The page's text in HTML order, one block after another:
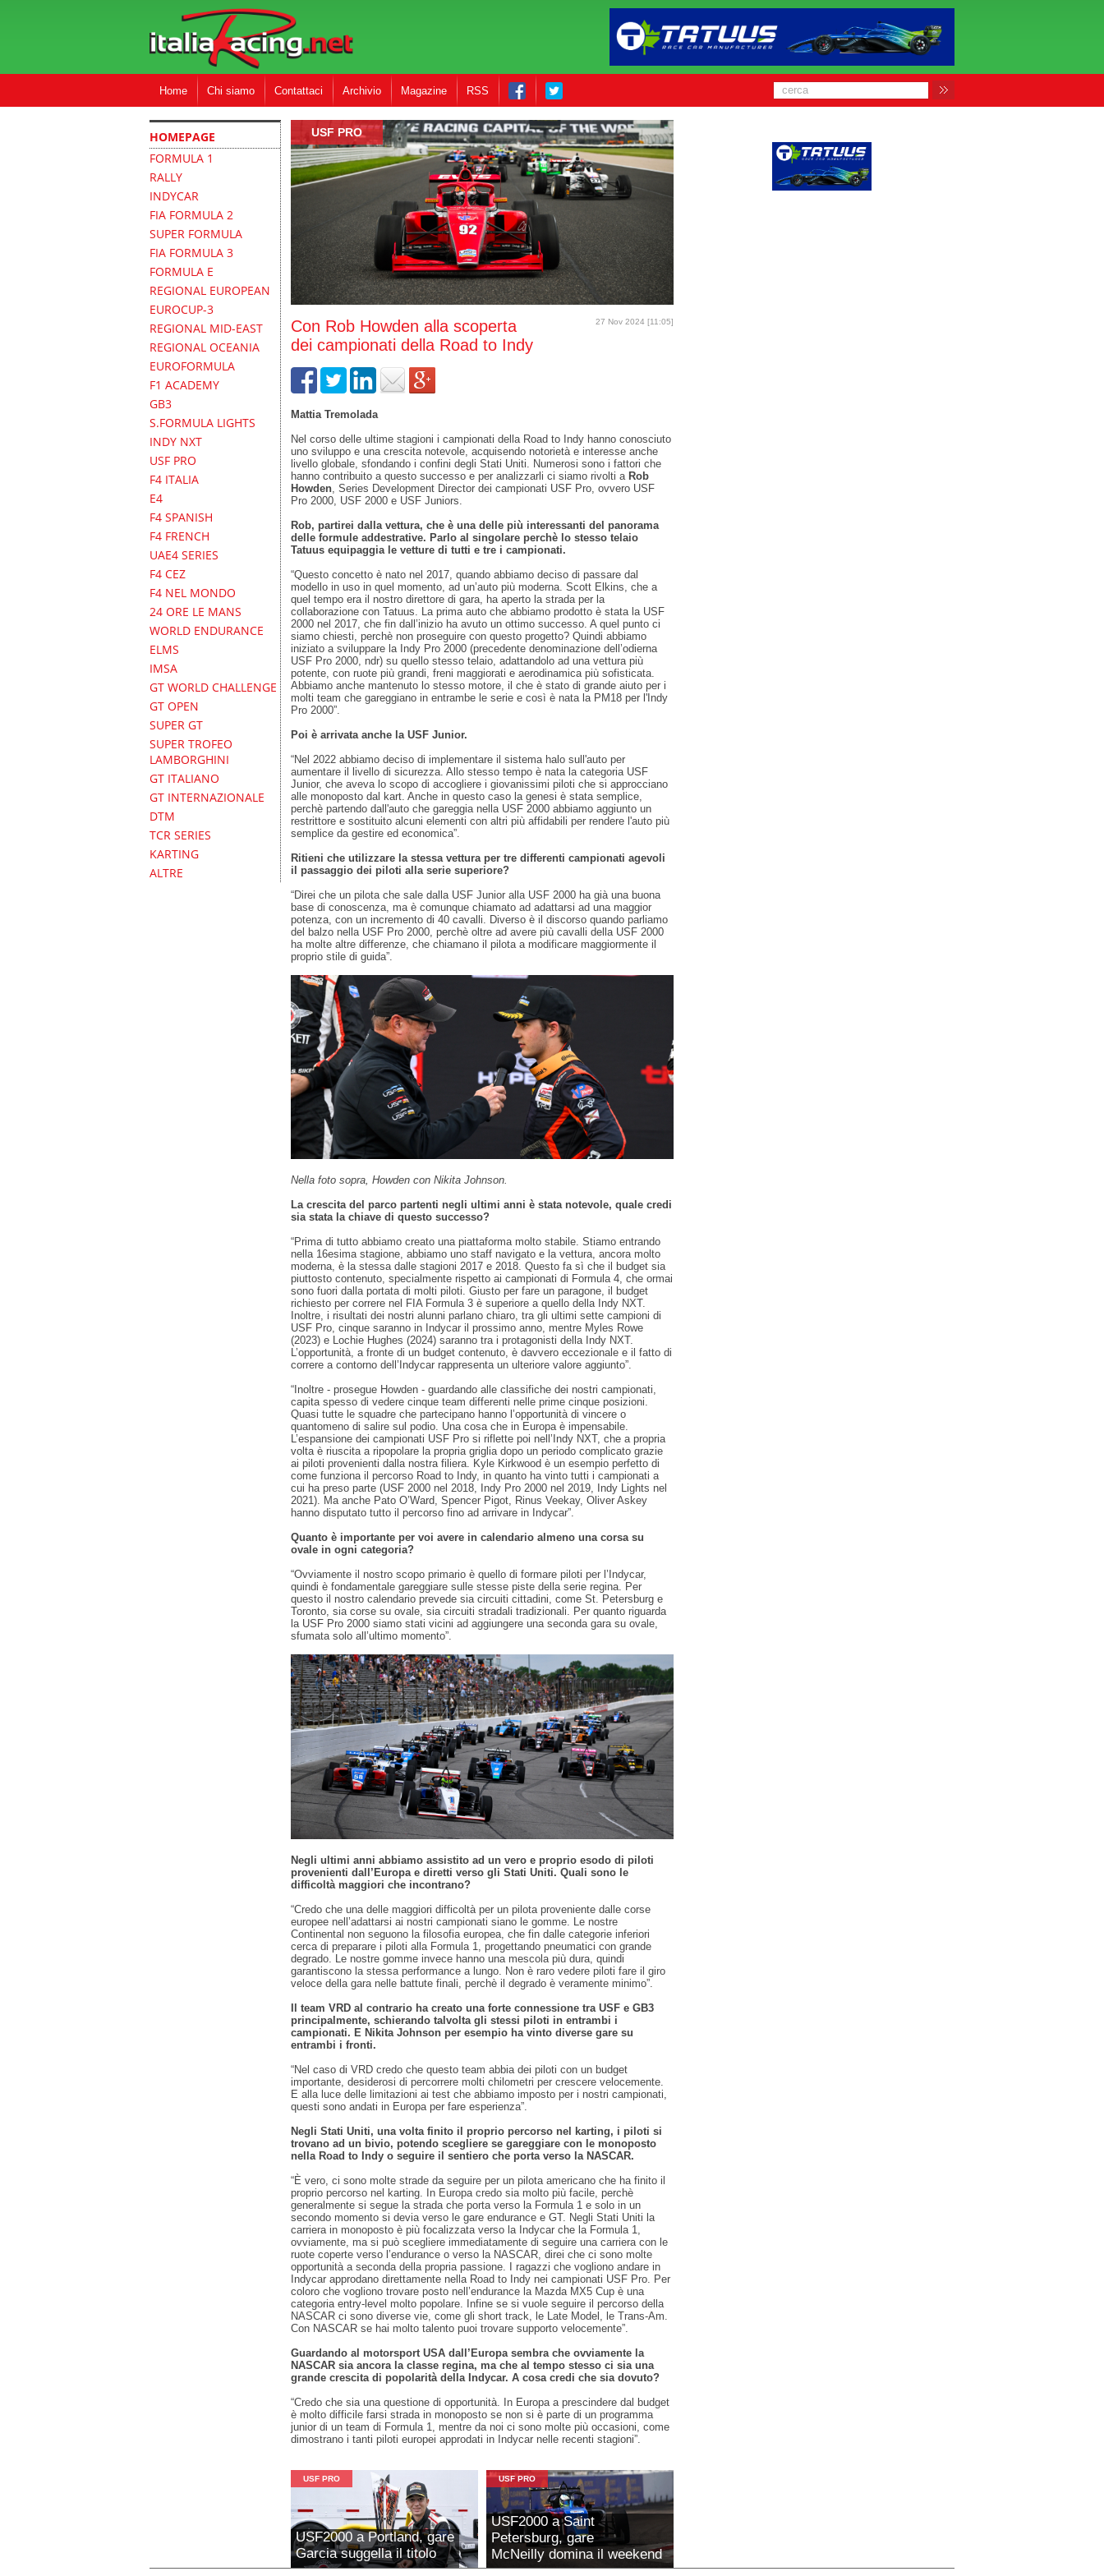
Home Chi siamo Contattaci Archivio Magazine RSS
HOMEPAGE
FORMULA 1
RALLY
INDYCAR
FIA FORMULA 2
SUPER FORMULA
FIA FORMULA 3
FORMULA E
REGIONAL EUROPEAN
EUROCUP-3
REGIONAL MID-EAST
REGIONAL OCEANIA
EUROFORMULA
F1 ACADEMY
GB3
S.FORMULA LIGHTS
INDY NXT
USF PRO
F4 ITALIA
E4
F4 SPANISH
F4 FRENCH
UAE4 SERIES
F4 CEZ
F4 NEL MONDO
24 ORE LE MANS
WORLD ENDURANCE
ELMS
IMSA
GT WORLD CHALLENGE
GT OPEN
SUPER GT
SUPER TROFEO
LAMBORGHINI
GT ITALIANO
GT INTERNAZIONALE
DTM
TCR SERIES
KARTING
ALTRE
USF PRO
27 Nov 2024 [11:05]
Con Rob Howden alla scoperta
dei campionati della Road to Indy
Mattia Tremolada
Nel corso delle ultime stagioni i campionati della Road to Indy hanno conosciuto
uno sviluppo e una crescita notevole, acquisendo notorietà e interesse anche
livello globale, sfondando i confini degli Stati Uniti. Numerosi sono i fattori che
hanno contribuito a questo successo e per analizzarli ci siamo rivolti a Rob
Howden , Series Development Director dei campionati USF Pro, ovvero USF
Pro 2000, USF 2000 e USF Juniors.
Rob, partirei dalla vettura, che è una delle più interessanti del panorama
delle formule addestrative. Parlo al singolare perchè lo stesso telaio
Tatuus equipaggia le vetture di tutti e tre i campionati.
“Questo concetto è nato nel 2017, quando abbiamo deciso di passare dal
modello in uso in quel momento, ad un’auto più moderna. Scott Elkins, che a
quel tempo era il nostro direttore di gara, ha aperto la strada per la
collaborazione con Tatuus. La prima auto che abbiamo prodotto è stata la USF
2000 nel 2017, che fin dall’inizio ha avuto un ottimo successo. A quel punto ci
siamo chiesti, perchè non proseguire con questo progetto? Quindi abbiamo
iniziato a sviluppare la Indy Pro 2000 (precedente denominazione dell’odierna
USF Pro 2000, ndr) su quello stesso telaio, adattandolo ad una vettura più
potente, con ruote più grandi, freni maggiorati e aerodinamica più sofisticata.
Abbiamo anche mantenuto lo stesso motore, il che è stato di grande aiuto per i
molti team che gareggiano in entrambe le serie e così è nata la PM18 per l'Indy
Pro 2000”.
Poi è arrivata anche la USF Junior.
“Nel 2022 abbiamo deciso di implementare il sistema halo sull'auto per
aumentare il livello di sicurezza. Allo stesso tempo è nata la categoria USF
Junior, che aveva lo scopo di accogliere i giovanissimi piloti che si approcciano
alle monoposto dal kart. Anche in questo caso la genesi è stata semplice,
perchè partendo dall'auto che gareggia nella USF 2000 abbiamo aggiunto un
restrittore e sostituito alcuni elementi con altri più affidabili per rendere l'auto più
semplice da gestire ed economica”.
Ritieni che utilizzare la stessa vettura per tre differenti campionati agevoli
il passaggio dei piloti alla serie superiore?
“Direi che un pilota che sale dalla USF Junior alla USF 2000 ha già una buona
base di conoscenza, ma è comunque chiamato ad adattarsi ad una maggior
potenza, con un incremento di 40 cavalli. Diverso è il discorso quando parliamo
del balzo nella USF Pro 2000, perchè oltre ad avere più cavalli della USF 2000
ha molte altre differenze, che chiamano il pilota a modificare maggiormente il
proprio stile di guida”.
Nella foto sopra, Howden con Nikita Johnson.
La crescita del parco partenti negli ultimi anni è stata notevole, quale credi
sia stata la chiave di questo successo?
“Prima di tutto abbiamo creato una piattaforma molto stabile. Stiamo entrando
nella 16esima stagione, abbiamo uno staff navigato e la vettura, ancora molto
moderna, è la stessa dalle stagioni 2017 e 2018. Questo fa sì che il budget sia
piuttosto contenuto, specialmente rispetto ai campionati di Formula 4, che ormai
sono fuori dalla portata di molti piloti. Giusto per fare un paragone, il budget
richiesto per correre nel FIA Formula 3 è superiore a quello della Indy NXT.
Inoltre, i risultati dei nostri alunni parlano chiaro, tra gli ultimi sette campioni di
USF Pro, cinque saranno in Indycar il prossimo anno, mentre Myles Rowe
(2023) e Lochie Hughes (2024) saranno tra i protagonisti della Indy NXT.
L’opportunità, a fronte di un budget contenuto, è davvero eccezionale e il fatto di
correre a contorno dell’Indycar rappresenta un ulteriore valore aggiunto”.
“Inoltre - prosegue Howden - guardando alle classifiche dei nostri campionati,
capita spesso di vedere cinque team differenti nelle prime cinque posizioni.
Quasi tutte le squadre che partecipano hanno l’opportunità di vincere o
quantomeno di salire sul podio. Una cosa che in Europa è impensabile.
L’espansione dei campionati USF Pro si riflette poi nell’Indy NXT, che a propria
volta è riuscita a ripopolare la propria griglia dopo un periodo complicato grazie
ai piloti provenienti dalla nostra filiera. Kyle Kirkwood è un esempio perfetto di
come funziona il percorso Road to Indy, in quanto ha vinto tutti i campionati a
cui ha preso parte (USF 2000 nel 2018, Indy Pro 2000 nel 2019, Indy Lights nel
2021). Ma anche Pato O’Ward, Spencer Pigot, Rinus Veekay, Oliver Askey
hanno disputato tutto il percorso fino ad arrivare in Indycar”.
Quanto è importante per voi avere in calendario almeno una corsa su
ovale in ogni categoria?
“Ovviamente il nostro scopo primario è quello di formare piloti per l’Indycar,
quindi è fondamentale gareggiare sulle stesse piste della serie regina. Per
questo il nostro calendario prevede sia circuiti cittadini, come St. Petersburg e
Toronto, sia corse su ovale, sia circuiti stradali tradizionali. Per quanto riguarda
la USF Pro 2000 siamo stati vicini ad aggiungere una seconda gara su ovale,
sfumata solo all’ultimo momento”.
Negli ultimi anni abbiamo assistito ad un vero e proprio esodo di piloti
provenienti dall’Europa e diretti verso gli Stati Uniti. Quali sono le
difficoltà maggiori che incontrano?
“Credo che una delle maggiori difficoltà per un pilota proveniente dalle corse
europee nell’adattarsi ai nostri campionati siano le gomme. Le nostre
Continental non seguono la filosofia europea, che fin dalle categorie inferiori
cerca di preparare i piloti alla Formula 1, progettando pneumatici con grande
degrado. Le nostre gomme invece hanno una mescola più dura, quindi
garantiscono la stessa performance a lungo. Non è raro vedere piloti fare il giro
veloce della gara nelle battute finali, perchè il degrado è veramente minimo”.
Il team VRD al contrario ha creato una forte connessione tra USF e GB3
principalmente, schierando talvolta gli stessi piloti in entrambi i
campionati. E Nikita Johnson per esempio ha vinto diverse gare su
entrambi i fronti.
“Nel caso di VRD credo che questo team abbia dei piloti con un budget
importante, desiderosi di percorrere molti chilometri per crescere velocemente.
E alla luce delle limitazioni ai test che abbiamo imposto per i nostri campionati,
questi sono andati in Europa per fare esperienza”.
Negli Stati Uniti, una volta finito il proprio percorso nel karting, i piloti si
trovano ad un bivio, potendo scegliere se gareggiare con le monoposto
nella Road to Indy o seguire il sentiero che porta verso la NASCAR.
“È vero, ci sono molte strade da seguire per un pilota americano che ha finito il
proprio percorso nel karting. In Europa credo sia molto più facile, perchè
generalmente si segue la strada che porta verso la Formula 1 e solo in un
secondo momento si devia verso le gare endurance e GT. Negli Stati Uniti la
carriera in monoposto è più focalizzata verso la Indycar che la Formula 1,
ovviamente, ma si può scegliere immediatamente di seguire una carriera con le
ruote coperte verso l’endurance o verso la NASCAR, direi che ci sono molte
opportunità a seconda della propria passione. I ragazzi che vogliono andare in
Indycar approdano direttamente nella Road to Indy nei campionati USF Pro. Per
coloro che vogliono trovare posto nell’endurance la Mazda MX5 Cup è una
categoria entry-level molto popolare. Infine se si vuole seguire il percorso della
NASCAR ci sono diverse vie, come gli short track, le Late Model, le Trans-Am.
Con NASCAR se hai molto talento puoi trovare supporto velocemente”.
Guardando al motorsport USA dall’Europa sembra che ovviamente la
NASCAR sia ancora la classe regina, ma che al tempo stesso ci sia una
grande crescita di popolarità della Indycar. A cosa credi che sia dovuto?
“Credo che sia una questione di opportunità. In Europa a prescindere dal budget
è molto difficile farsi strada in monoposto se non si è parte di un programma
junior di un team di Formula 1, mentre da noi ci sono molte più occasioni, come
dimostrano i tanti piloti europei approdati in Indycar nelle recenti stagioni”.
USF PRO
USF2000 a Portland, gare
Garcia suggella il titolo
USF PRO
USF2000 a Saint
Petersburg, gare
McNeilly domina il weekend